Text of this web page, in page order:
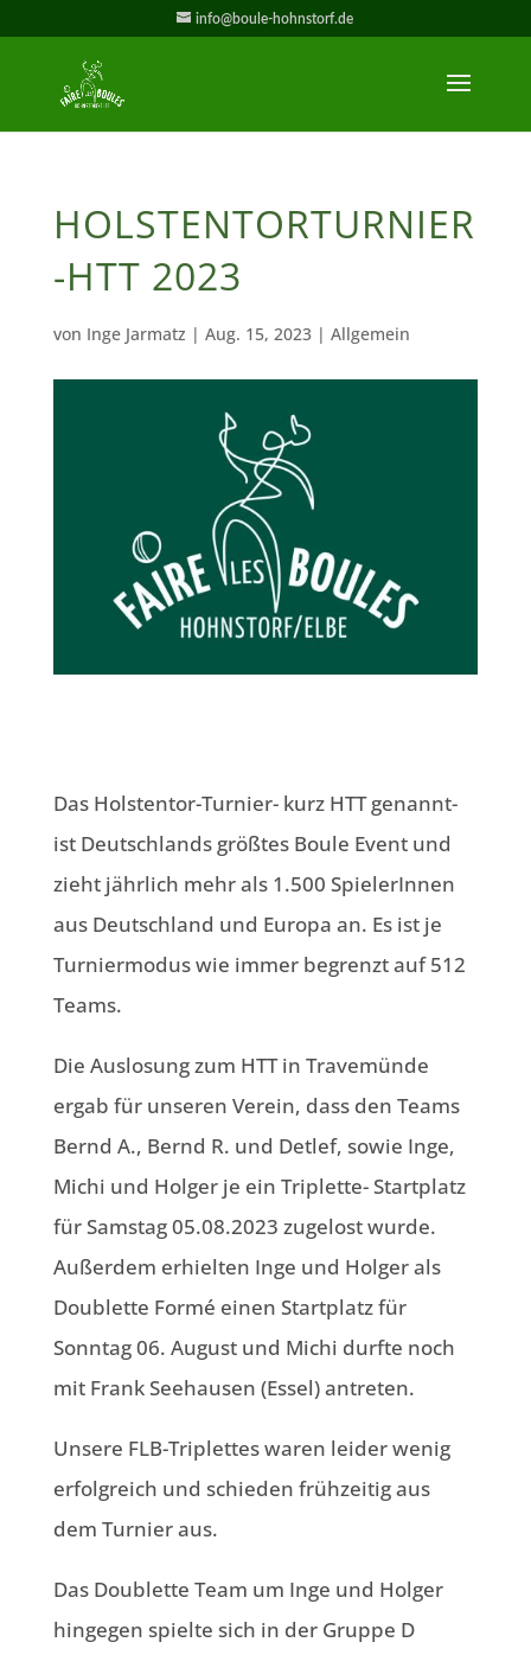
info@boule-hohnstorf.de
HOLSTENTORTURNIER
-HTT 2023
von Inge Jarmatz | Aug. 15, 2023| Allgemein
Das Holstentor-Turnier- kurz HTT genannt-
ist Deutschlands größtes Boule Event und
zieht jährlich mehr als 1.500 SpielerInnen
aus Deutschland und Europa an. Es ist je
Turniermodus wie immer begrenzt auf 512
Teams.
Die Auslosung zum HTT in Travemünde
ergab für unseren Verein, dass den Teams
Bernd A., Bernd R. und Detlef, sowie Inge,
Michi und Holger je ein Triplette- Startplatz
für Samstag 05.08.2023 zugelost wurde.
Außerdem erhielten Inge und Holger als
Doublette Formé einen Startplatz für
Sonntag 06. August und Michi durfte noch
mit Frank Seehausen (Essel) antreten.
Unsere FLB-Triplettes waren leider wenig
erfolgreich und schieden frühzeitig aus
dem Turnier aus.
Das Doublette Team um Inge und Holger
hingegen spielte sich in der Gruppe D